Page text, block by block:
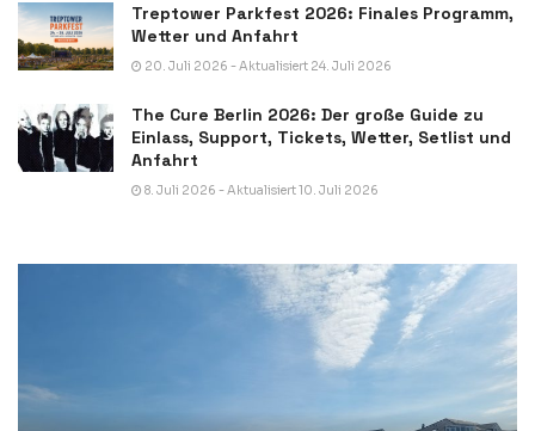
Treptower Parkfest 2026: Finales Programm,
Wetter und Anfahrt
20. Juli 2026 - Aktualisiert 24. Juli 2026
The Cure Berlin 2026: Der große Guide zu
Einlass, Support, Tickets, Wetter, Setlist und
Anfahrt
8. Juli 2026 - Aktualisiert 10. Juli 2026